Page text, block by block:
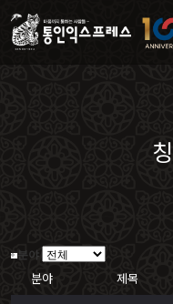
분야
분야 제목